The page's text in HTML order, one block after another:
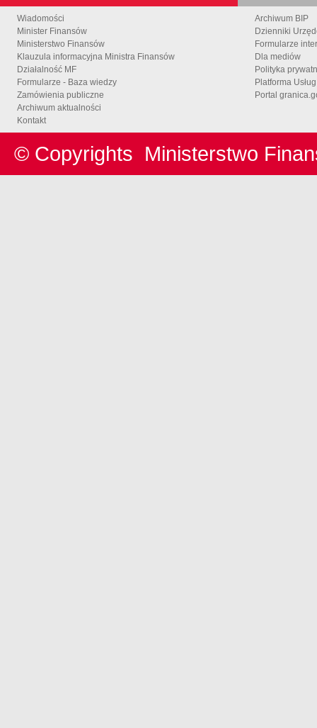
Wiadomości
Minister Finansów
Ministerstwo Finansów
Klauzula informacyjna Ministra Finansów
Działalność MF
Formularze - Baza wiedzy
Zamówienia publiczne
Archiwum aktualności
Kontakt
Archiwum BIP
Dzienniki
Formularze
Dla mediów
Polityka
Platforma
Portal
© Copyrights Ministerstwo